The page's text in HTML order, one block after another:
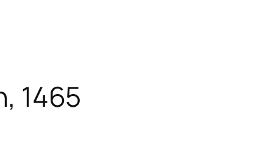
1465